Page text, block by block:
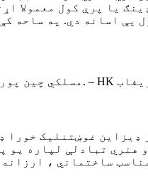
یا پرې کول معمولا
پروژو سخت لګښتونه کموي. 2.
ډیزاین غوښتنلیک
هنري تبادلې لپاره یو
ساختماني ،